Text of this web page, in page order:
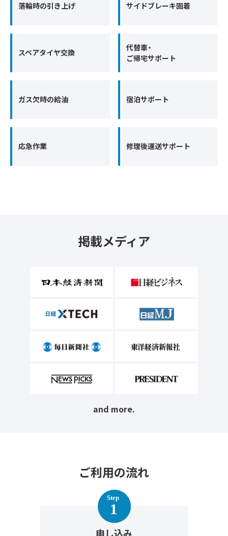
落輪時の引き上げ サイドブレーキ固着
スペアタイヤ交換
代替車・
ご帰宅サポート
ガス欠時の給油 宿泊サポート
応急作業 修理後運送サポート
掲載メディア
and more.
ご利用の流れ
申し込み